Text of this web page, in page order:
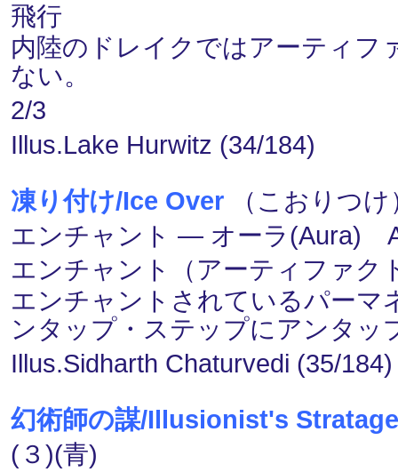
飛行
内陸のドレイクではアーティフ
ない。
2/3
Illus.Lake Hurwitz (34/184)
凍り付け/Ice Over （こおりつ
エンチャント ― オーラ(Aura)
エンチャント（アーティファク
エンチャントされているパーマ
ンタップ・ステップにアンタッ
Illus.Sidharth Chaturvedi (35/184)
幻術師の謀/Illusionist's
(３)(青)